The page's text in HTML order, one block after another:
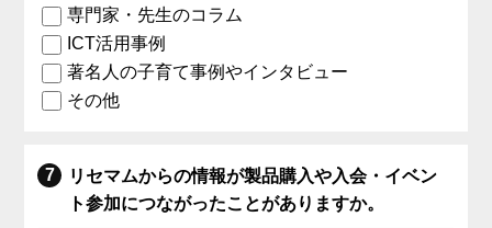
専門家・先生のコラム
ICT活用事例
著名人の子育て事例やインタビュー
その他
リセマムからの情報が製品購入や入会・イベン
ト参加につながったことがありますか。